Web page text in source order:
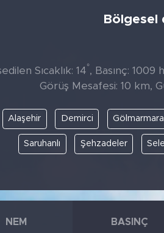
Bölgesel
Sıcaklık: 14°, Basınç: 1009
Görüş Mesafesi: 10 km,
Alaşehir Demirci Gölmarmara
Saruhanlı Şehzadeler
NEM BASINÇ